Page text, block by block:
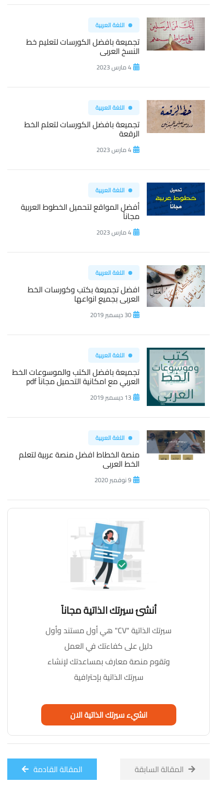
اللغة العربية
تجميعة بافضل الكورسات لتعليم خط
النسخ العربى
4 مارس 2023
اللغة العربية
تجميعة بافضل الكورسات لتعلم الخط
الرقعة
4 مارس 2023
اللغة العربية
أفضل المواقع لتحميل الخطوط العربية
مجاناً
4 مارس 2023
اللغة العربية
افضل تجميعة بكتب وكورسات الخط
العربى بجميع انواعها
30 ديسمبر 2019
اللغة العربية
تجميعة بافضل الكتب والموسوعات الخط
العربي مع امكانية التحميل مجاناً pdf
13 ديسمبر 2019
اللغة العربية
منصة الخطاط افضل منصة عربية لتعلم
الخط العربى
9 نوفمبر 2020
أنشئ سيرتك الذاتية مجاناً
سيرتك الذاتية "CV" هي أول مستند وأول
دليل على كفاءتك في العمل
وتقوم منصة معارف بمساعدتك لإنشاء
سيرتك الذاتية بإحترافية
انشيء سيرتك الذاتية الان
المقالة السابقة المقالة القادمة